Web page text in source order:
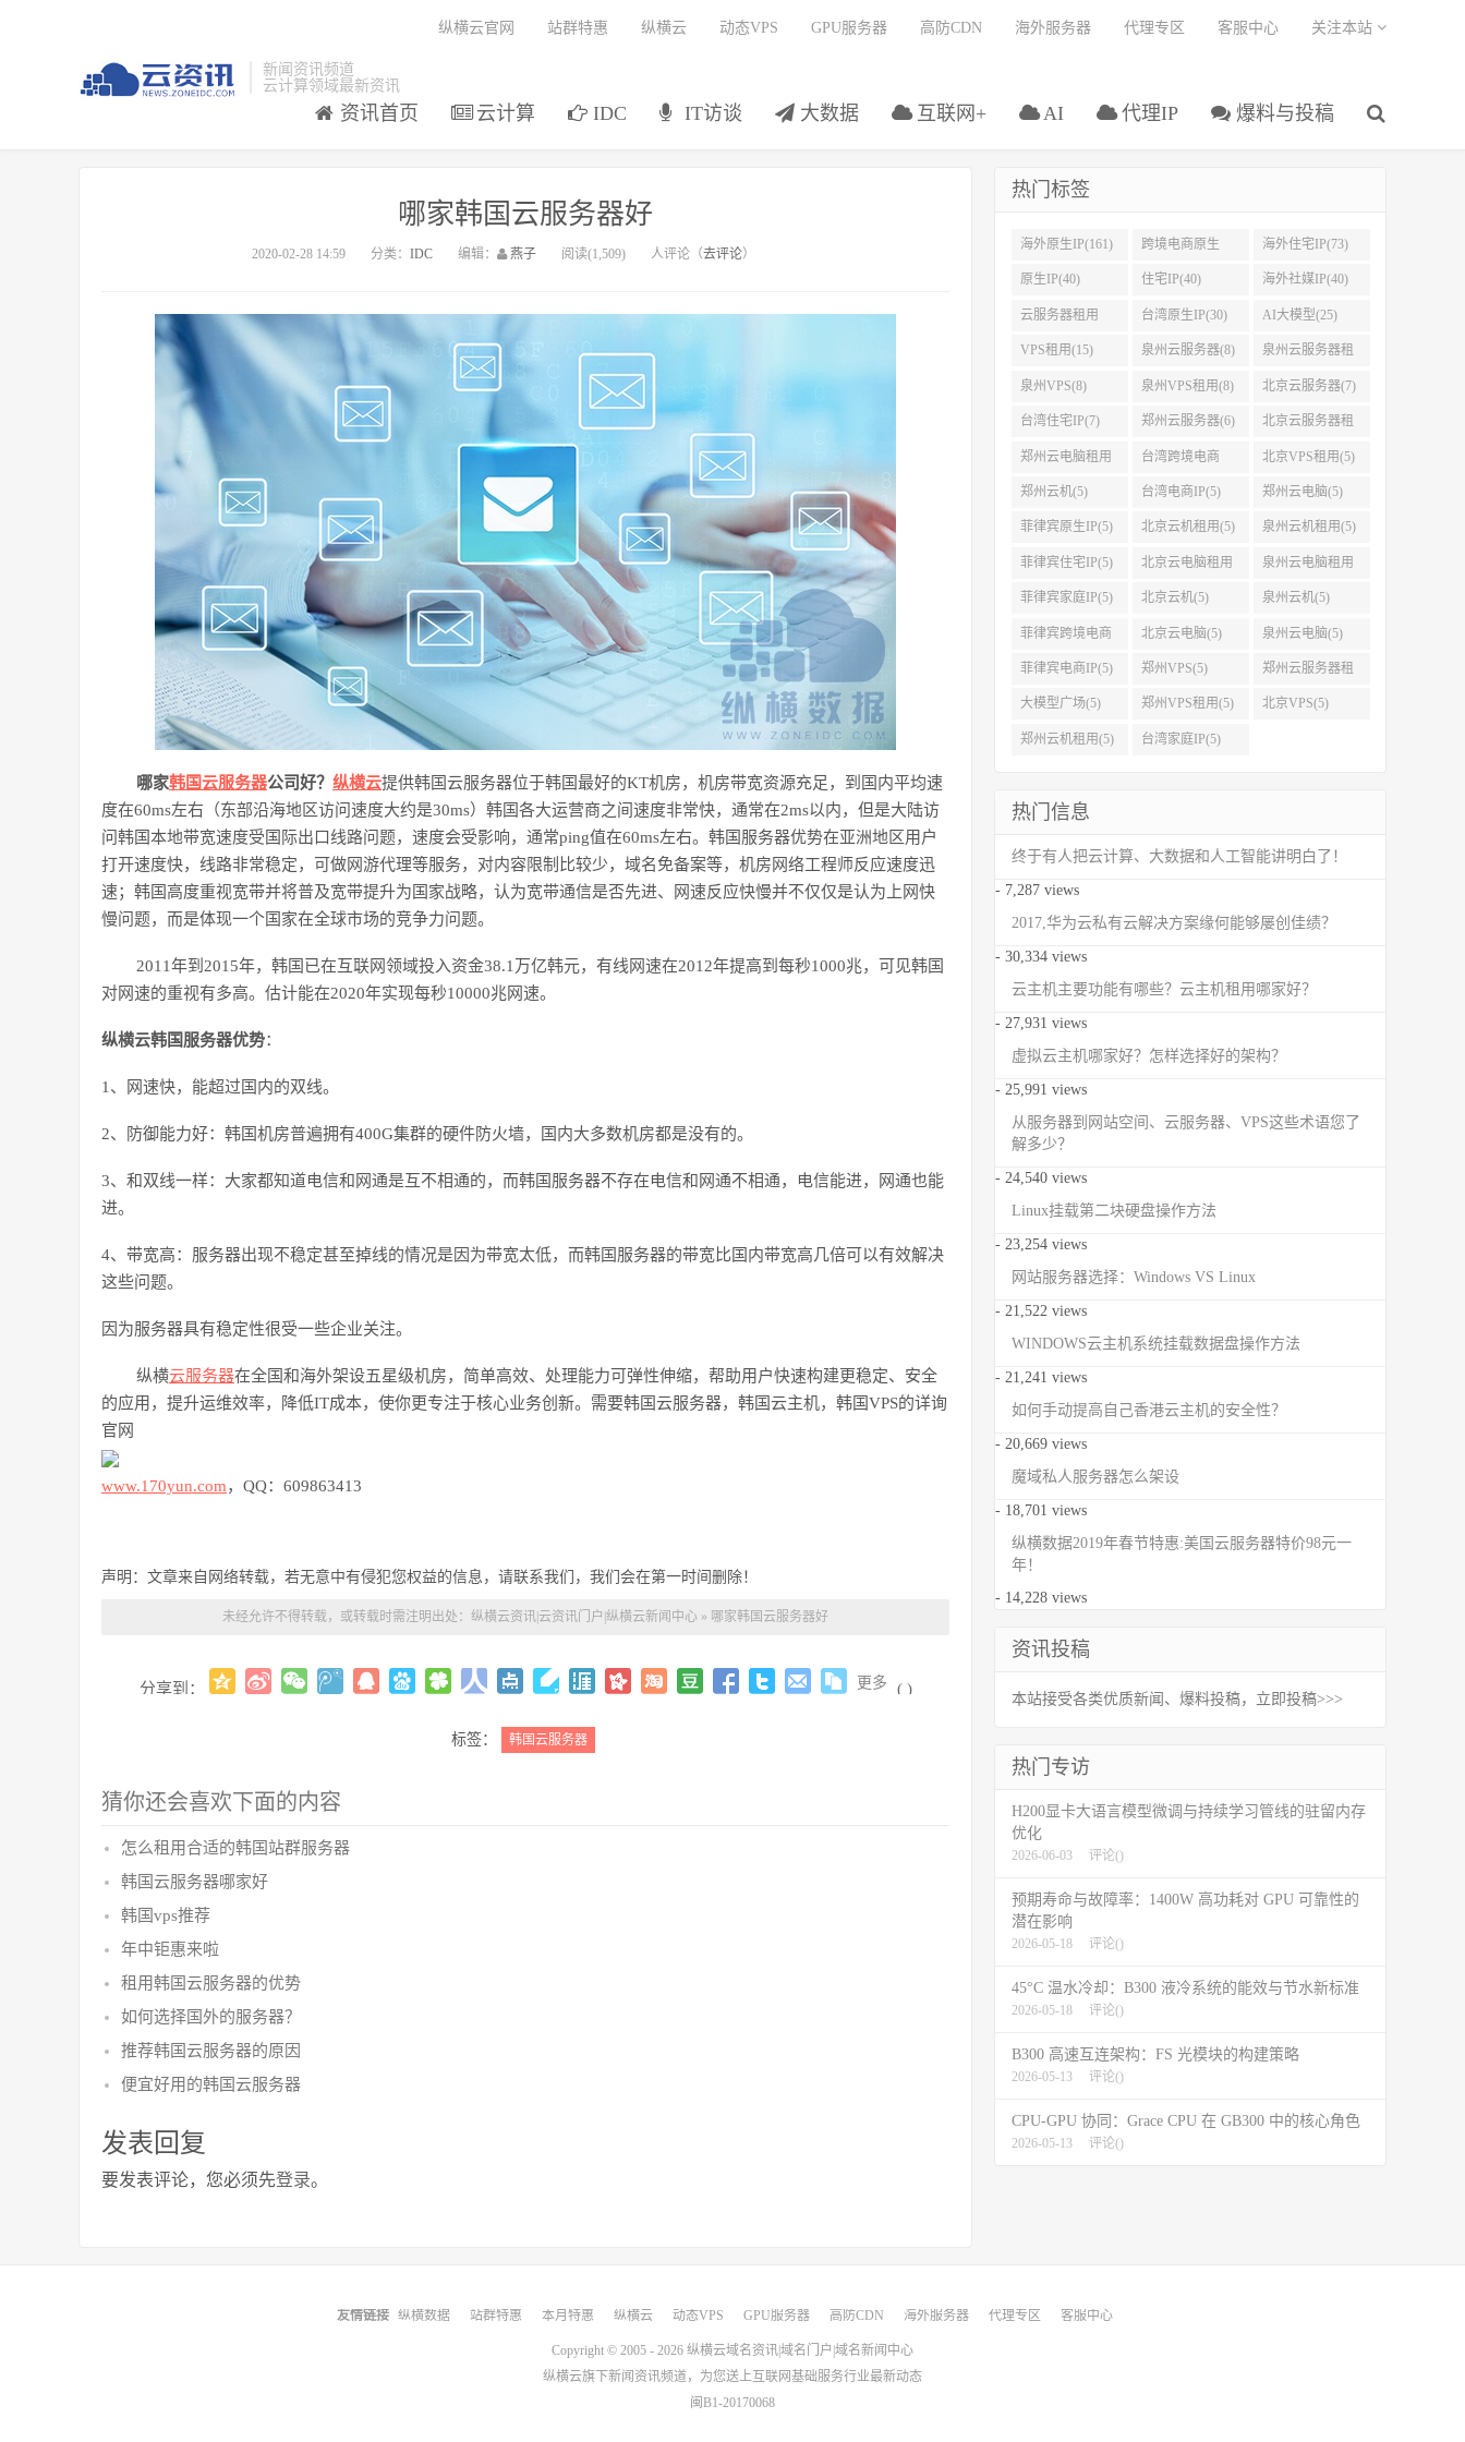
新闻资讯频道
云计算领域最新资讯
资讯首页 云计算 IDC IT访谈 大数据 互联网+ AI 代理IP 爆料与投稿
纵横云官网 站群特惠 纵横云 动态VPS GPU服务器 高防CDN 海外服务器 代理专区 客服中心 关注本站
哪家韩国云服务器好
2020-02-28 14:59 分类： IDC 编辑： 燕子 阅读(1,509) 人评论（去评论）
哪家韩国云服务器公司好？ 纵横云提供韩国云服务器位于韩国最好的KT机房，机房带宽资源充足，到国内平均速
度在60ms左右（东部沿海地区访问速度大约是30ms）韩国各大运营商之间速度非常快，通常在2ms以内，但是大陆访
问韩国本地带宽速度受国际出口线路问题，速度会受影响，通常ping值在60ms左右。韩国服务器优势在亚洲地区用户
打开速度快，线路非常稳定，可做网游代理等服务，对内容限制比较少，域名免备案等，机房网络工程师反应速度迅
速；韩国高度重视宽带并将普及宽带提升为国家战略，认为宽带通信是否先进、网速反应快慢并不仅仅是认为上网快
慢问题，而是体现一个国家在全球市场的竞争力问题。
2011年到2015年，韩国已在互联网领域投入资金38.1万亿韩元，有线网速在2012年提高到每秒1000兆，可见韩国
对网速的重视有多高。估计能在2020年实现每秒10000兆网速。
纵横云韩国服务器优势：
1、网速快，能超过国内的双线。
2、防御能力好：韩国机房普遍拥有400G集群的硬件防火墙，国内大多数机房都是没有的。
3、和双线一样：大家都知道电信和网通是互不相通的，而韩国服务器不存在电信和网通不相通，电信能进，网通也能
进。
4、带宽高：服务器出现不稳定甚至掉线的情况是因为带宽太低，而韩国服务器的带宽比国内带宽高几倍可以有效解决
这些问题。
因为服务器具有稳定性很受一些企业关注。
纵横云服务器在全国和海外架设五星级机房，简单高效、处理能力可弹性伸缩，帮助用户快速构建更稳定、安全
的应用，提升运维效率，降低IT成本，使你更专注于核心业务创新。需要韩国云服务器，韩国云主机，韩国VPS的详询
官网
www.170yun.com， QQ：609863413
声明：文章来自网络转载，若无意中有侵犯您权益的信息，请联系我们，我们会在第一时间删除！
未经允许不得转载，或转载时需注明出处： 纵横云资讯|云资讯门户|纵横云新闻中心 » 哪家韩国云服务器好
分享到： 更多 ( )
标签： 韩国云服务器
猜你还会喜欢下面的内容
怎么租用合适的韩国站群服务器
韩国云服务器哪家好
韩国vps推荐
年中钜惠来啦
租用韩国云服务器的优势
如何选择国外的服务器？
推荐韩国云服务器的原因
便宜好用的韩国云服务器
发表回复
要发表评论，您必须先登录。
热门标签
海外原生IP(161) 跨境电商原生
IP(108)
海外住宅IP(73)
原生IP(40) 住宅IP(40) 海外社媒IP(40)
云服务器租用
(37)
台湾原生IP(30) AI大模型(25)
VPS租用(15) 泉州云服务器(8) 泉州云服务器租
用(8)
泉州VPS(8) 泉州VPS租用(8) 北京云服务器(7)
台湾住宅IP(7) 郑州云服务器(6) 北京云服务器租
用(5)
郑州云电脑租用
(5)
台湾跨境电商
IP(5)
北京VPS租用(5)
郑州云机(5) 台湾电商IP(5) 郑州云电脑(5)
菲律宾原生IP(5) 北京云机租用(5) 泉州云机租用(5)
菲律宾住宅IP(5) 北京云电脑租用
(5)
泉州云电脑租用
(5)
菲律宾家庭IP(5) 北京云机(5) 泉州云机(5)
菲律宾跨境电商
IP(5)
北京云电脑(5) 泉州云电脑(5)
菲律宾电商IP(5) 郑州VPS(5) 郑州云服务器租
用(5)
大模型广场(5) 郑州VPS租用(5) 北京VPS(5)
郑州云机租用(5) 台湾家庭IP(5)
热门信息
终于有人把云计算、大数据和人工智能讲明白了！
- 7,287 views
2017,华为云私有云解决方案缘何能够屡创佳绩？
- 30,334 views
云主机主要功能有哪些？云主机租用哪家好？
- 27,931 views
虚拟云主机哪家好？怎样选择好的架构？
- 25,991 views
从服务器到网站空间、云服务器、VPS这些术语您了
解多少？
- 24,540 views
Linux挂载第二块硬盘操作方法
- 23,254 views
网站服务器选择：Windows VS Linux
- 21,522 views
WINDOWS云主机系统挂载数据盘操作方法
- 21,241 views
如何手动提高自己香港云主机的安全性？
- 20,669 views
魔域私人服务器怎么架设
- 18,701 views
纵横数据2019年春节特惠:美国云服务器特价98元一
年！
- 14,228 views
资讯投稿
本站接受各类优质新闻、爆料投稿，立即投稿>>>
热门专访
H200显卡大语言模型微调与持续学习管线的驻留内存
优化
2026-06-03 评论()
预期寿命与故障率：1400W 高功耗对 GPU 可靠性的
潜在影响
2026-05-18 评论()
45°C 温水冷却：B300 液冷系统的能效与节水新标准
2026-05-18 评论()
B300 高速互连架构：FS 光模块的构建策略
2026-05-13 评论()
CPU-GPU 协同：Grace CPU 在 GB300 中的核心角色
2026-05-13 评论()
友情链接 纵横数据 站群特惠 本月特惠 纵横云 动态VPS GPU服务器 高防CDN 海外服务器 代理专区 客服中心
Copyright © 2005 - 2026 纵横云域名资讯|域名门户|域名新闻中心
纵横云旗下新闻资讯频道，为您送上互联网基础服务行业最新动态
闽B1-20170068